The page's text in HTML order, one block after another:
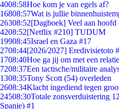
4008:58Hoe kom je van egels af?
16808:57Wat is jullie
26308:52[Dagboek] Veel aan hoofd
4208:52[Netflix #210] TUDUM
19908:45Israel en Gaza #17
2708:44[2026/2027] Eredivisietoto
1708:40Hoe ga jij om met een
7208:37Een tactische/militaire
1308:35Tony Scott (54) overleden
2608:34Klacht ingediend tegen
24508:30Totale zonsverduistering
Spanje) #1